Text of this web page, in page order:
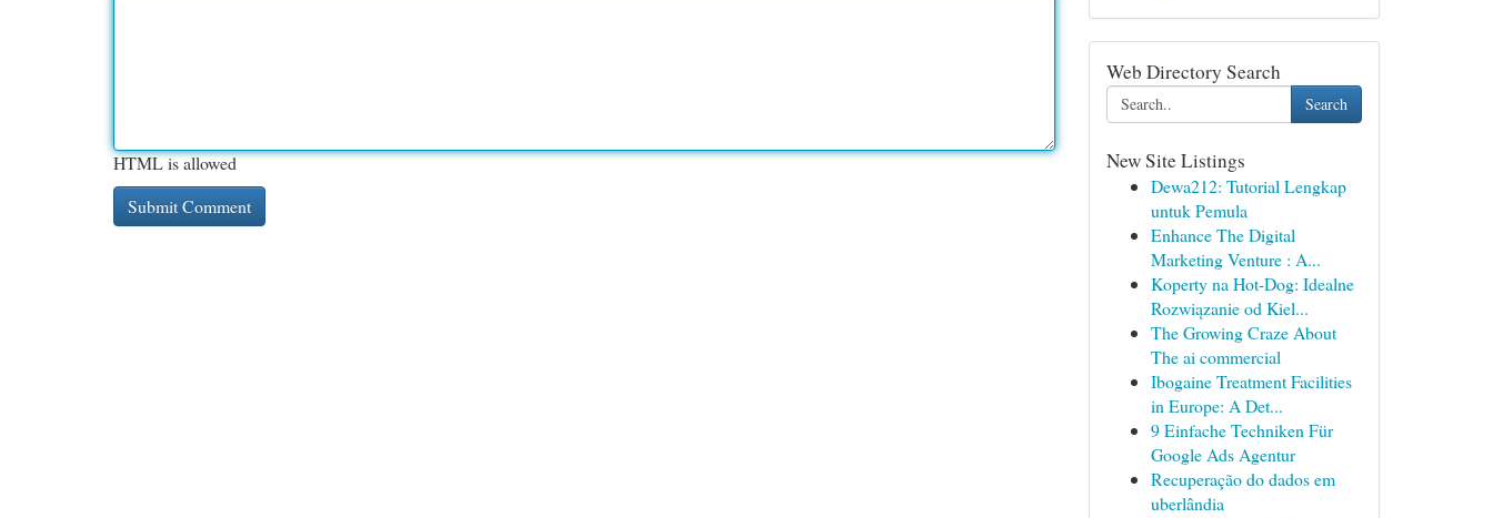
HTML is allowed
Web Directory Search
Search
New Site Listings
Dewa212: Tutorial Lengkap
untuk Pemula
Enhance The Digital
Marketing Venture : A...
Koperty na Hot-Dog: Idealne
Rozwiązanie od Kiel...
The Growing Craze About
The ai commercial
Ibogaine Treatment Facilities
in Europe: A Det...
9 Einfache Techniken Für
Google Ads Agentur
Recuperação do dados em
uberlândia